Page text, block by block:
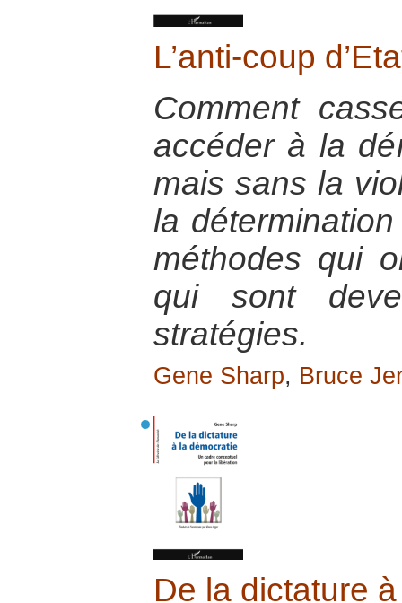
L’anti-coup
Comment
accéder à la
mais sans la
la
méthodes qui
qui sont
stratégies.
Gene Sharp, Bruce
De la dictature